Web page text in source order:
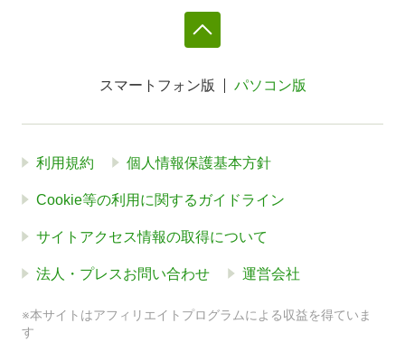
スマートフォン版 パソコン版
利用規約 個人情報保護基本方針
Cookie等の利用に関するガイドライン
サイトアクセス情報の取得について
法人・プレスお問い合わせ 運営会社
※本サイトはアフィリエイトプログラムによる収益を得ていま
す